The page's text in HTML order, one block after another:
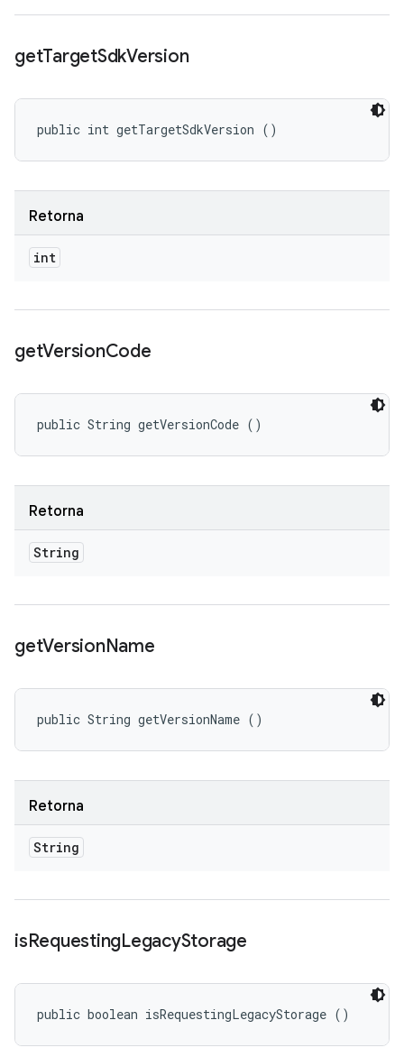
getTargetSdkVersion
public int getTargetSdkVersion ()
Retorna
int
getVersionCode
public String getVersionCode ()
Retorna
String
getVersionName
public String getVersionName ()
Retorna
String
isRequestingLegacyStorage
public boolean isRequestingLegacyStorage ()